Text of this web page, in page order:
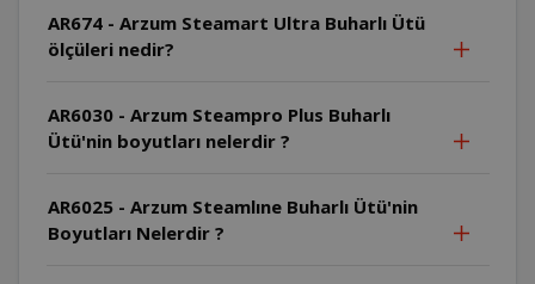
AR674 - Arzum Steamart Ultra Buharlı Ütü
ölçüleri nedir?
AR6030 - Arzum Steampro Plus Buharlı
Ütü'nin boyutları nelerdir ?
AR6025 - Arzum Steamlıne Buharlı Ütü'nin
Boyutları Nelerdir ?